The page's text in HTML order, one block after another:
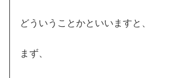
どういうことかといいますと、
まず、